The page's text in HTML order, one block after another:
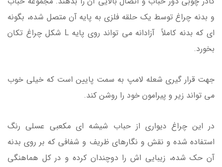
و بدنه چراغ توسط یک حلقه فلزی به پایه آن متصل شده، بگونه
ای که بدنه کاملاً آزادانه می تواند روی پایه L شکل چراغ تکان
بخورد.
جهت قرار گیری شعله لامپ به سمت پایین است که خیلی خوب
می تواند زیر و پیرامون خود را روشن کند.
در این چراغ دیواری از حباب شیشه ای مکعبی عسلی رنگ
استفاده شده و نقش و نگارهای ظریف و شفافی که بر روی بدنه
آن حک شده، زیبایی اش را دوچندان کرده و در کل هماهنگی